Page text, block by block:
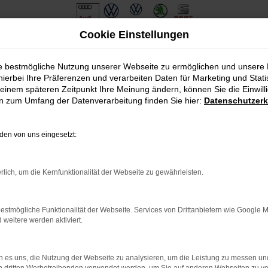
bestimmter Seiten verhindern. Funktioniert die Seite in
dem neuesten Stand sind.
kann auch dazu führen, dass bestimmte Funktionen nicht
Cookie Einstellungen
bestmögliche Nutzung unserer Webseite zu ermöglichen und unsere
Ihre Präferenzen und verarbeiten Daten für Marketing und
späteren Zeitpunkt Ihre Meinung ändern, können Sie die
zum Umfang der Datenverarbeitung finden Sie hier:
von uns eingesetzt:
um die Kernfunktionalität der Webseite zu gewährleisten.
Funktionalität der Webseite. Services von Drittanbietern wie Google
weitere werden aktiviert.
es uns, die Nutzung der Webseite zu analysieren, um die Leistung zu messen